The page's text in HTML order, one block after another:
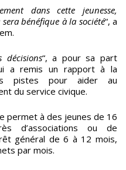
dans cette jeunesse,
bénéfique à la société“, a
“, a pour sa part
a remis un rapport à la
pistes pour aider au
du service civique.
permet à des jeunes de 16
d’associations ou de
général de 6 à 12 mois,
par mois.